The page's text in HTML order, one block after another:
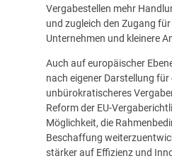
Vergabestellen mehr
und zugleich den Zugang
Unternehmen und kleinere
Auch auf europäischer
nach eigener Darstellung für
unbürokratischeres
Reform der EU-
Möglichkeit, die
Beschaffung
stärker auf Effizienz und